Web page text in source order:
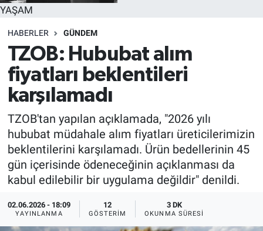
YAŞAM
HABERLER GÜNDEM
TZOB: Hububat alım
fiyatları beklentileri
karşılamadı
TZOB'tan yapılan açıklamada, "2026 yılı
hububat müdahale alım fiyatları üreticilerimizin
beklentilerini karşılamadı. Ürün bedellerinin 45
gün içerisinde ödeneceğinin açıklanması da
kabul edilebilir bir uygulama değildir" denildi.
02.06.2026 - 18:09
YAYINLANMA
12
GÖSTERIM
3 DK
OKUNMA SÜRESI